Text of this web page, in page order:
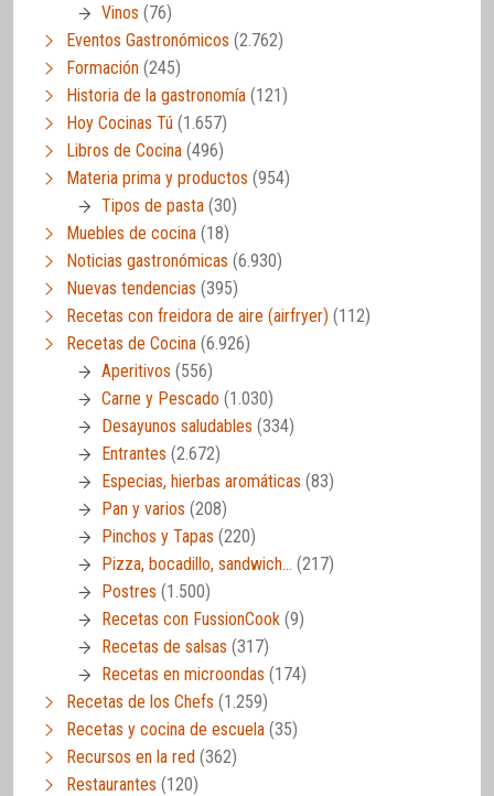
Vinos (76)
Eventos Gastronómicos (2.762)
Formación (245)
Historia de la gastronomía (121)
Hoy Cocinas Tú (1.657)
Libros de Cocina (496)
Materia prima y productos (954)
Tipos de pasta (30)
Muebles de cocina (18)
Noticias gastronómicas (6.930)
Nuevas tendencias (395)
Recetas con freidora de aire (airfryer) (112)
Recetas de Cocina (6.926)
Aperitivos (556)
Carne y Pescado (1.030)
Desayunos saludables (334)
Entrantes (2.672)
Especias, hierbas aromáticas (83)
Pan y varios (208)
Pinchos y Tapas (220)
Pizza, bocadillo, sandwich… (217)
Postres (1.500)
Recetas con FussionCook (9)
Recetas de salsas (317)
Recetas en microondas (174)
Recetas de los Chefs (1.259)
Recetas y cocina de escuela (35)
Recursos en la red (362)
Restaurantes (120)